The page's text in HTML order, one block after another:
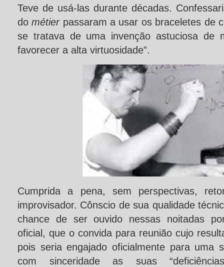
Teve de usá-las durante décadas.
dométierpassaram a usar os braceletes de
se tratava de uma invenção astuciosa de
favorecer a alta virtuosidade”.
Cumprida a pena, sem perspectivas,
improvisador. Cônscio de sua qualidade
chance de ser ouvido nessas noitadas
oficial, que o convida para reunião cujo
pois seria engajado oficialmente para uma
com sinceridade as suas